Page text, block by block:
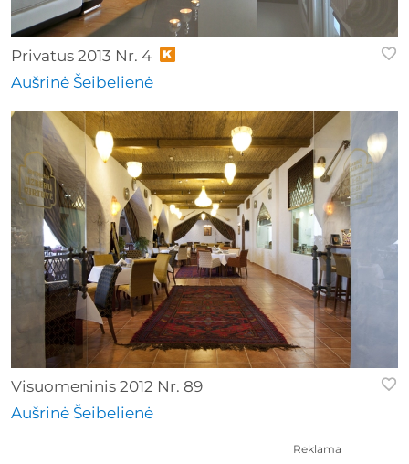
Privatus 2013 Nr. 4
Aušrinė Šeibelienė
Visuomeninis 2012 Nr. 89
Aušrinė Šeibelienė
Reklama